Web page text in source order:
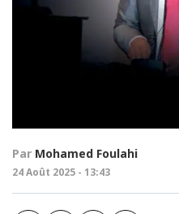
Par Mohamed Foulahi
24 Août 2025 - 13:43